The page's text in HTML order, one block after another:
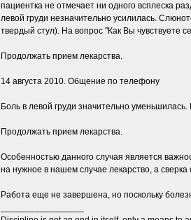
пациентка не отмечает ни одного всплеска
левой груди незначительно усилилась.
твердый стул). На вопрос "Как Вы чувствуете
Продолжать прием лекарства.
14 августа 2010. Общение по телефону
Боль в левой груди значительно
Продолжать прием лекарства.
Особенностью данного случая является
на нужное в нашем случае лекарство, а
Работа еще не завершена, но поскольку